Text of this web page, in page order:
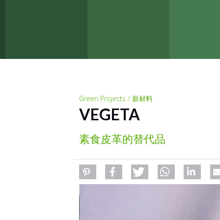
Green Projects / 新材料
VEGETA
素食皮革的替代品